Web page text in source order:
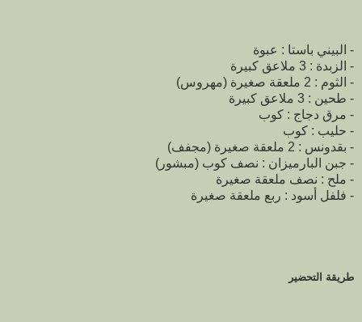
- البيني باستا : عبوة
- الزبدة : 3 ملاعق كبيرة
- الثوم : 2 ملعقة صغيرة (مهروس)
- طحين : 3 ملاعق كبيرة
- مرق دجاج : كوب
- حليب : كوب
- بقدونس : 2 ملعقة صغيرة (مجفف)
- جبن البارميزان : نصف كوب (مبشور)
- ملح : نصف ملعقة صغيرة
- فلفل أسود : ربع ملعقة صغيرة
طريقة التحضير